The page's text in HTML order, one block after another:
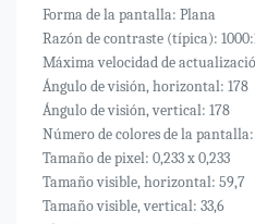
Forma de la pantalla: Plana
Razón de contraste (típica):
Máxima velocidad de
Ángulo de visión, horizontal: 178
Ángulo de visión, vertical: 178
Número de colores de la
Tamaño de pixel: 0,233 x 0,233
Tamaño visible, horizontal: 59,7
Tamaño visible, vertical: 33,6